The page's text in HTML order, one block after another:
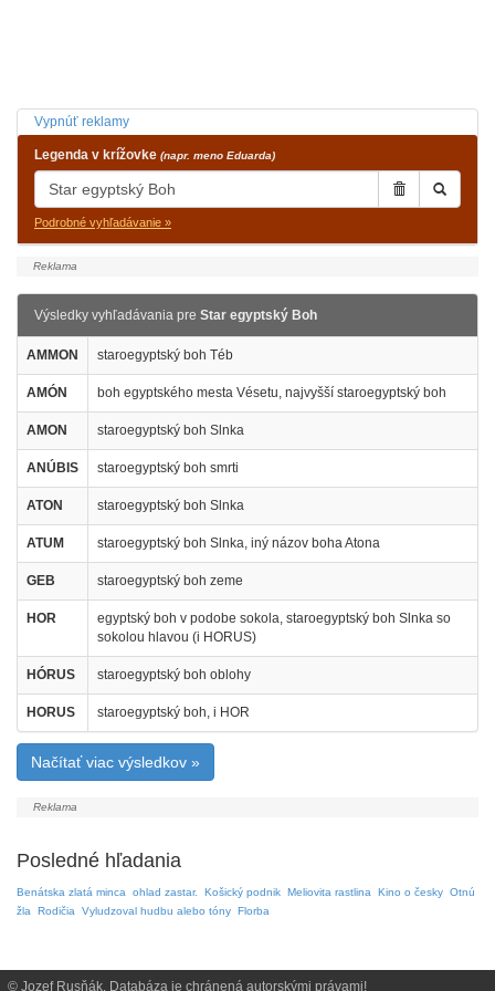
Vypnúť reklamy
Legenda v krížovke (napr. meno Eduarda)
Podrobné vyhľadávanie »
Výsledky vyhľadávania pre Star egyptský Boh
AMMON staroegyptský boh Téb
AMÓN boh egyptského mesta Vésetu, najvyšší staroegyptský boh
AMON staroegyptský boh Slnka
ANÚBIS staroegyptský boh smrti
ATON staroegyptský boh Slnka
ATUM staroegyptský boh Slnka, iný názov boha Atona
GEB staroegyptský boh zeme
HOR
egyptský boh v podobe sokola, staroegyptský boh Slnka so
sokolou hlavou (i HORUS)
HÓRUS staroegyptský boh oblohy
HORUS staroegyptský boh, i HOR
Načítať viac výsledkov »
Posledné hľadania
Benátska zlatá minca ohlad zastar. Košický podnik Meliovita rastlina Kino o česky Otnú
žla
Rodičia Vyludzoval hudbu alebo tóny Florba
© Jozef Rusňák. Databáza je chránená autorskými právami!